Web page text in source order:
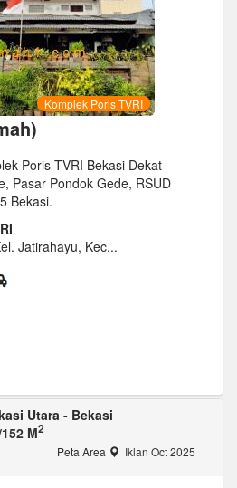
Komplek Poris TVRI
Poris TVRI Bekasi Dekat
Pasar Pondok Gede, RSUD
Bekasi.
Jatirahayu, Kec...
Utara - Bekasi
M2
Peta Area Iklan Oct 2025